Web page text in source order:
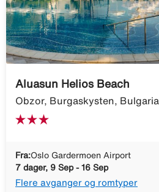
Aluasun Helios Beach
Obzor, Burgaskysten, Bulgaria
Fra:Oslo Gardermoen Airport
7 dager, 9 Sep - 16 Sep
Flere avganger og romtyper